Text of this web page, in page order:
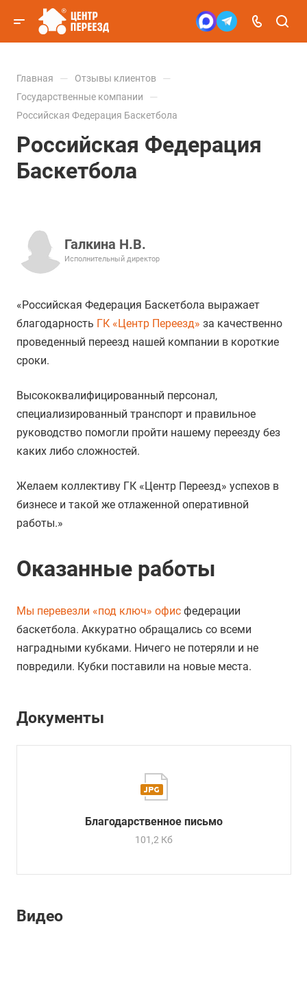
Главная — Отзывы клиентов —
Государственные компании —
Российская Федерация Баскетбола
Российская Федерация
Баскетбола
Галкина Н.В.
Исполнительный директор
«Российская Федерация Баскетбола выражает
благодарность ГК «Центр Переезд» за качественно
проведенный переезд нашей компании в короткие
сроки.
Высококвалифицированный персонал,
специализированный транспорт и правильное
руководство помогли пройти нашему переезду без
каких либо сложностей.
Желаем коллективу ГК «Центр Переезд» успехов в
бизнесе и такой же отлаженной оперативной
работы.»
Оказанные работы
Мы перевезли «под ключ» офис федерации
баскетбола. Аккуратно обращались со всеми
наградными кубками. Ничего не потеряли и не
повредили. Кубки поставили на новые места.
Документы
Благодарственное письмо
101,2 Кб
Видео